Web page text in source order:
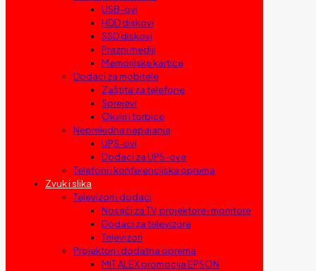
USB-ovi
HDD diskovi
SSD diskovi
Prazni mediji
Memorijske kartice
Dodaci za mobitele
Zaštita za telefone
Sprejevi
Okviri i torbice
Neprekidna napajanja
UPS-ovi
Dodaci za UPS-ove
Telefoni i konferencijska oprema
Zvuk i slika
Televizori i dodaci
Nosači za TV, projektore i monitore
Dodaci za televizore
Televizori
Projektori i dodatna oprema
MIT ALEX promocija EPSON